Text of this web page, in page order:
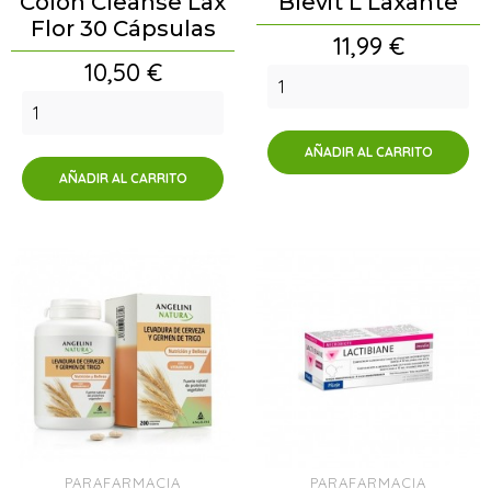
Flor 30 Cápsulas
Precio
10,50 €
AÑADIR AL CARRITO
Precio
11,99 €
AÑADIR AL CARRITO
PARAFARMACIA PARAFARMACIA